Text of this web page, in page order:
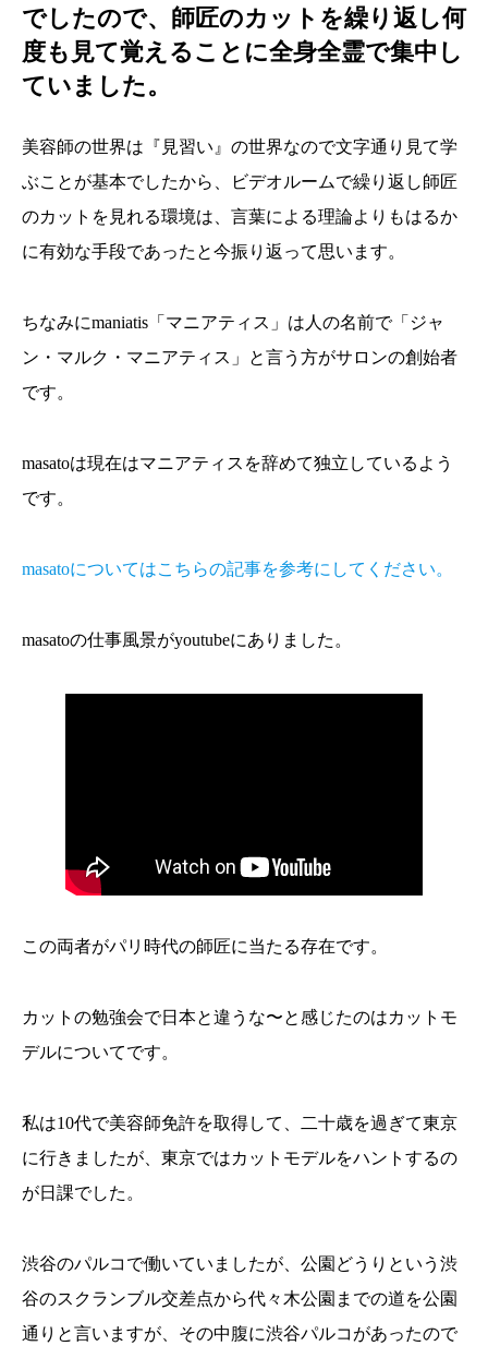
でしたので、師匠のカットを繰り返し何
度も見て覚えることに全身全霊で集中し
ていました。
美容師の世界は『見習い』の世界なので文字通り見て学
ぶことが基本でしたから、ビデオルームで繰り返し師匠
のカットを見れる環境は、言葉による理論よりもはるか
に有効な手段であったと今振り返って思います。
ちなみにmaniatis「マニアティス」は人の名前で「ジャ
ン・マルク・マニアティス」と言う方がサロンの創始者
です。
masatoは現在はマニアティスを辞めて独立しているよう
です。
masatoについてはこちらの記事を参考にしてください。
masatoの仕事風景がyoutubeにありました。
この両者がパリ時代の師匠に当たる存在です。
カットの勉強会で日本と違うな〜と感じたのはカットモ
デルについてです。
私は10代で美容師免許を取得して、二十歳を過ぎて東京
に行きましたが、東京ではカットモデルをハントするの
が日課でした。
渋谷のパルコで働いていましたが、公園どうりという渋
谷のスクランブル交差点から代々木公園までの道を公園
通りと言いますが、その中腹に渋谷パルコがあったので